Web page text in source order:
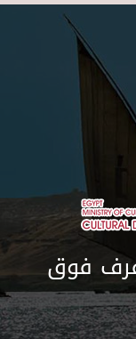
Skip to main content
فوق